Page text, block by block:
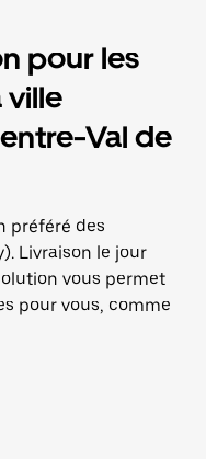
pour les
ville
Val de
préféré des
Livraison le jour
vous permet
pour vous, comme